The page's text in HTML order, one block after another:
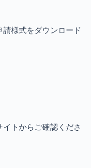
様式をダウンロード
トからご確認くださ